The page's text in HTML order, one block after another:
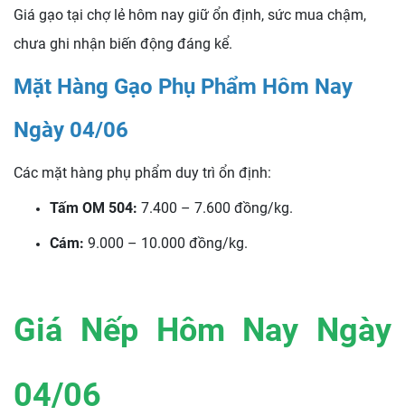
Giá gạo tại chợ lẻ hôm nay giữ ổn định, sức mua chậm,
chưa ghi nhận biến động đáng kể.
Mặt Hàng Gạo Phụ Phẩm Hôm Nay
Ngày 04/06
Các mặt hàng phụ phẩm duy trì ổn định:
Tấm OM 504: 7.400 – 7.600 đồng/kg.
Cám: 9.000 – 10.000 đồng/kg.
Giá Nếp Hôm Nay Ngày
04/06